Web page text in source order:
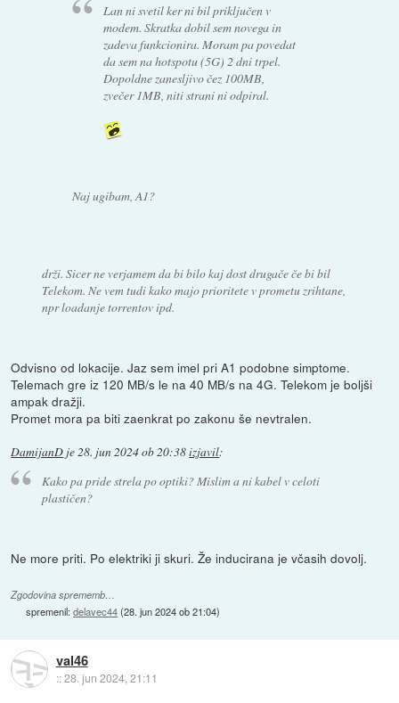
Lan ni svetil ker ni bil priključen v
modem. Skratka dobil sem novega in
zadeva funkcionira. Moram pa povedat
da sem na hotspotu (5G) 2 dni trpel.
Dopoldne zanesljivo čez 100MB,
zvečer 1MB, niti strani ni odpiral.
Naj ugibam, A1?
drži. Sicer ne verjamem da bi bilo kaj dost drugače če bi bil
Telekom. Ne vem tudi kako majo prioritete v prometu zrihtane,
npr loadanje torrentov ipd.
Odvisno od lokacije. Jaz sem imel pri A1 podobne simptome.
Telemach gre iz 120 MB/s le na 40 MB/s na 4G. Telekom je boljši
ampak dražji.
Promet mora pa biti zaenkrat po zakonu še nevtralen.
DamijanD je28. jun 2024 ob 20:38izjavil:
Kako pa pride strela po optiki? Mislim a ni kabel v celoti
plastičen?
Ne more priti. Po elektriki ji skuri. Že inducirana je včasih dovolj.
Zgodovina sprememb…
spremenil:delavec44(28. jun 2024 ob 21:04)
val46
::28. jun 2024, 21:11